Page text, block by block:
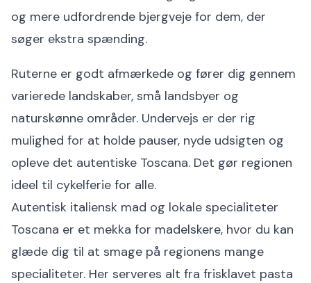
og mere udfordrende bjergveje for dem, der
søger ekstra spænding.
Ruterne er godt afmærkede og fører dig gennem
varierede landskaber, små landsbyer og
naturskønne områder. Undervejs er der rig
mulighed for at holde pauser, nyde udsigten og
opleve det autentiske Toscana. Det gør regionen
ideel til cykelferie for alle.
Autentisk italiensk mad og lokale specialiteter
Toscana er et mekka for madelskere, hvor du kan
glæde dig til at smage på regionens mange
specialiteter. Her serveres alt fra frisklavet pasta